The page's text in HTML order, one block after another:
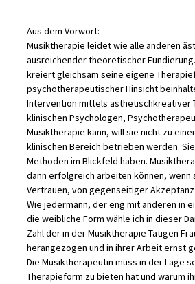
Aus dem Vorwort:
Musiktherapie leidet wie alle anderen
ausreichender theoretischer
kreiert gleichsam seine eigene
psychotherapeutischer Hinsicht
Intervention mittels ästhetisch­kreativer
klinischen Psychologen,
Musiktherapie kann, will sie nicht zu
klinischen Bereich betrieben wer­den.
Methoden im Blickfeld haben.
dann erfolgreich arbeiten können,
Vertrauen, von gegenseitiger
Wie jedermann, der eng mit anderen in
die weibliche Form wähle ich in dieser
Zahl der in der Musiktherapie Tätigen
herangezogen und in ihrer Arbeit ernst
Die Musiktherapeutin muss in der Lage
Therapieform zu bieten hat und warum